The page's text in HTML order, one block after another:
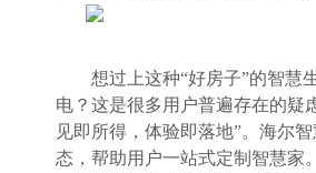
想过上这种“好房子”的智慧
电？这是很多用户普遍存在的疑
见即所得，体验即落地”。海尔
态，帮助用户一站式定制智慧家